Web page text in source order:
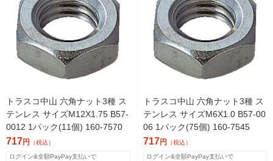
トラスコ中山 六角ナット3種 ス
テンレス サイズM12X1.75 B57-
0012 1パック(11個) 160-7570
717円 （税込）
ログイン&全額PayPay支払いで
トラスコ中山 六角ナット3種 ス
テンレス サイズM6X1.0 B57-00
06 1パック(75個) 160-7545
717円 （税込）
ログイン&全額PayPay支払いで